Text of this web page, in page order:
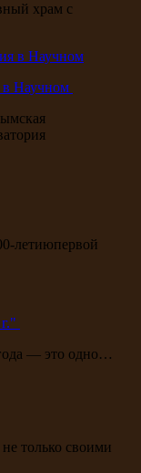
храм с
в Научном
летиюпервой
— это одно…
только своими